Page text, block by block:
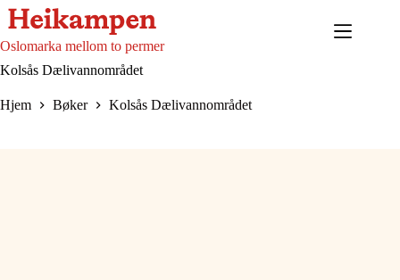
Hopp
til
innholdet
Oslomarka mellom to permer
Kolsås Dælivannområdet
Hjem Bøker Kolsås Dælivannområdet